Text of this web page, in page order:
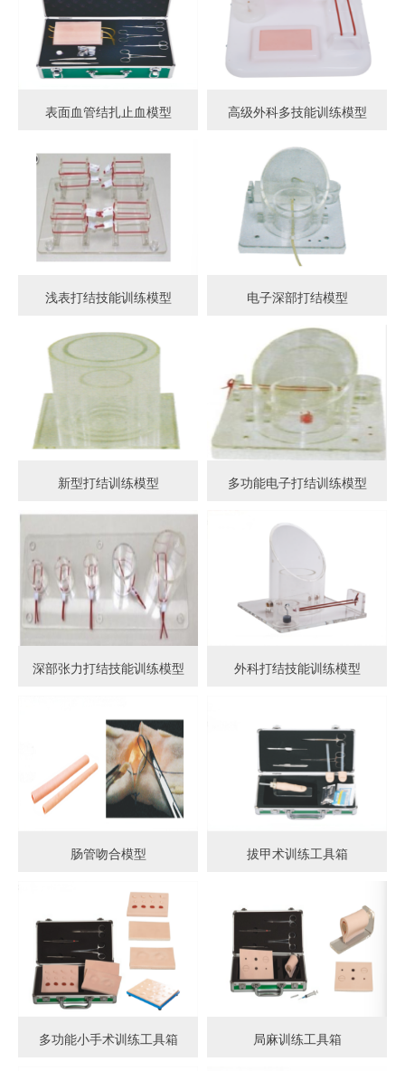
表面血管结扎止血模型 高级外科多技能训练模型
浅表打结技能训练模型 电子深部打结模型
新型打结训练模型 多功能电子打结训练模型
深部张力打结技能训练模型 外科打结技能训练模型
肠管吻合模型 拔甲术训练工具箱
多功能小手术训练工具箱 局麻训练工具箱